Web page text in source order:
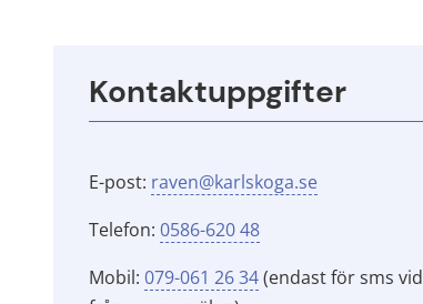
Kontaktuppgifter
E-post: raven@karlskoga.se
Telefon: 0586-620 48
Mobil: 079-061 26 34 (endast för sms vid